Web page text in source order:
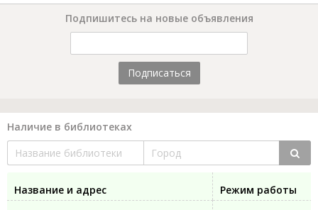
Подпишитесь на новые объявления
Подписаться
Наличие в библиотеках
Название и адрес
Режим работы